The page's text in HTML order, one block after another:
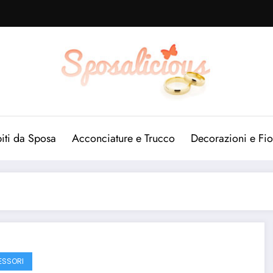
da Sposa Acconciature e Trucco Decorazioni e